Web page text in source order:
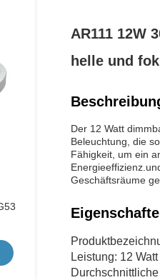
AR111 12W
helle und
Der 12 Watt
Beleuchtung, die
Fähigkeit, um ein
Geschäftsräume
Leistung: 12 Watt